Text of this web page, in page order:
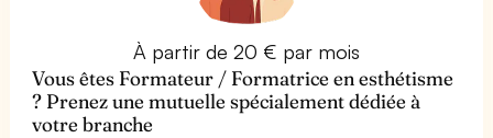
À partir de 20 € par mois
Vous êtes Formateur / Formatrice en esthétisme
? Prenez une mutuelle spécialement dédiée à
votre branche